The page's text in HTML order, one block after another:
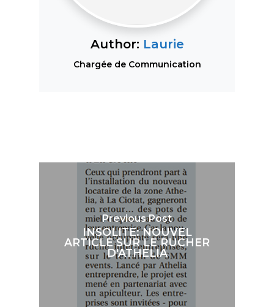
Author: Laurie
Chargée de Communication
Previous Post
INSOLITE: NOUVEL
ARTICLE SUR LE RUCHER
D'ATHELIA